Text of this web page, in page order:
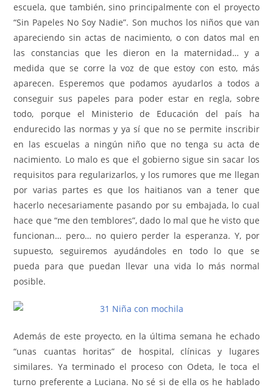
escuela, que también, sino principalmente con el proyecto
“Sin Papeles No Soy Nadie”. Son muchos los niños que van
apareciendo sin actas de nacimiento, o con datos mal en
las constancias que les dieron en la maternidad… y a
medida que se corre la voz de que estoy con esto, más
aparecen. Esperemos que podamos ayudarlos a todos a
conseguir sus papeles para poder estar en regla, sobre
todo, porque el Ministerio de Educación del país ha
endurecido las normas y ya sí que no se permite inscribir
en las escuelas a ningún niño que no tenga su acta de
nacimiento. Lo malo es que el gobierno sigue sin sacar los
requisitos para regularizarlos, y los rumores que me llegan
por varias partes es que los haitianos van a tener que
hacerlo necesariamente pasando por su embajada, lo cual
hace que “me den temblores”, dado lo mal que he visto que
funcionan… pero… no quiero perder la esperanza. Y, por
supuesto, seguiremos ayudándoles en todo lo que se
pueda para que puedan llevar una vida lo más normal
posible.
Además de este proyecto, en la última semana he echado
“unas cuantas horitas” de hospital, clínicas y lugares
similares. Ya terminado el proceso con Odeta, le toca el
turno preferente a Luciana. No sé si de ella os he hablado